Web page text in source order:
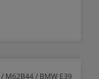
/ M62B44/ BMW E39